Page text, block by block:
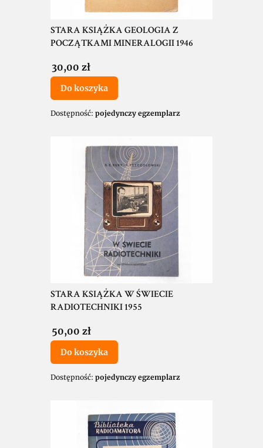
STARA KSIĄŻKA GEOLOGIA Z
POCZĄTKAMI MINERALOGII 1946
Cena
30,00 zł
Do koszyka
Dostępność: pojedynczy egzemplarz
STARA KSIĄŻKA W ŚWIECIE
RADIOTECHNIKI 1955
Cena
50,00 zł
Do koszyka
Dostępność: pojedynczy egzemplarz